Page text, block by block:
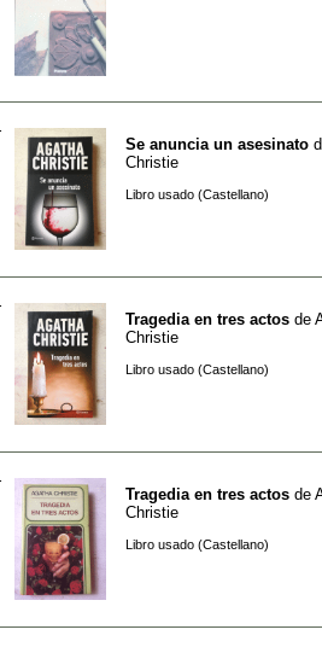
Se anuncia un asesinato
Christie
Libro usado (Castellano)
Tragedia en tres actos de
Christie
Libro usado (Castellano)
Tragedia en tres actos de
Christie
Libro usado (Castellano)